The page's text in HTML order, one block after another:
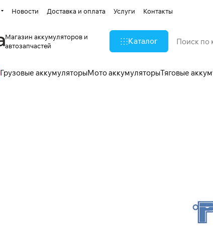
Новости Доставка и оплата Услуги Контакты
Магазин аккумуляторов и
автозапчастей
Каталог
Грузовые аккумуляторыМото аккумуляторыТяговые